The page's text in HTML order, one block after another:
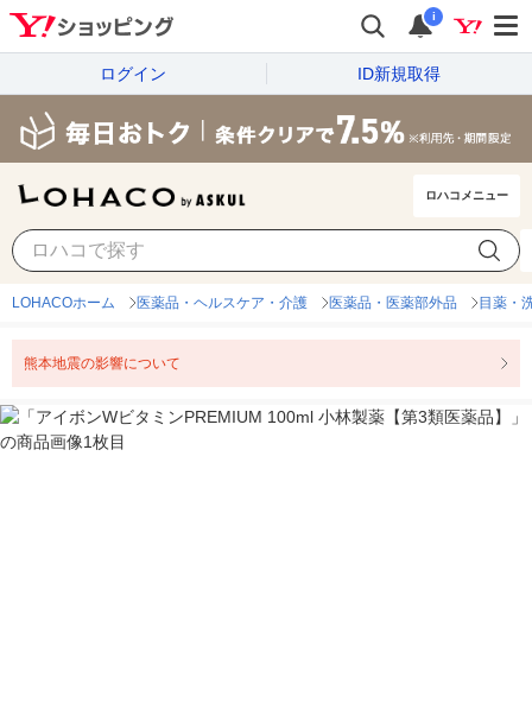
i
ログイン ID新規取得
ロハコメニュー
LOHACOホーム 医薬品・ヘルスケア・介護 医薬品・医薬部外品 目薬・
熊本地震の影響について